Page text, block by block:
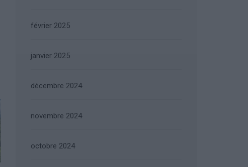
février 2025
janvier 2025
décembre 2024
novembre 2024
octobre 2024